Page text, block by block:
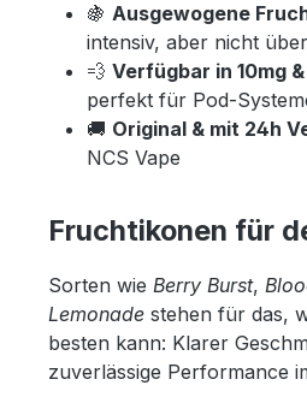
🍇 Ausgewogene
intensiv, aber nicht
💨 Verfügbar in 10mg
perfekt für Pod-
🚚 Original & mit 24h
NCS Vape
Fruchtikonen für
Sorten wie Berry Burst,
Lemonade stehen für das,
besten kann: Klarer
zuverlässige Performance